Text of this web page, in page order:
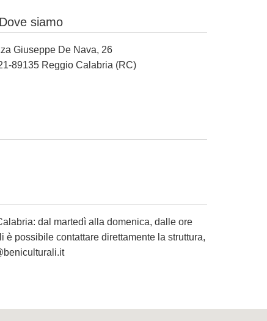
Dove siamo
Giuseppe De Nava, 26
89135 Reggio Calabria (RC)
dal martedì alla domenica, dalle ore
possibile contattare direttamente la struttura,